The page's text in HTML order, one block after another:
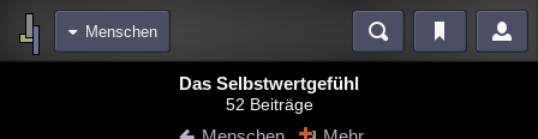
Menschen
Blogs
Das Selbstwertgefühl
52 Beiträge